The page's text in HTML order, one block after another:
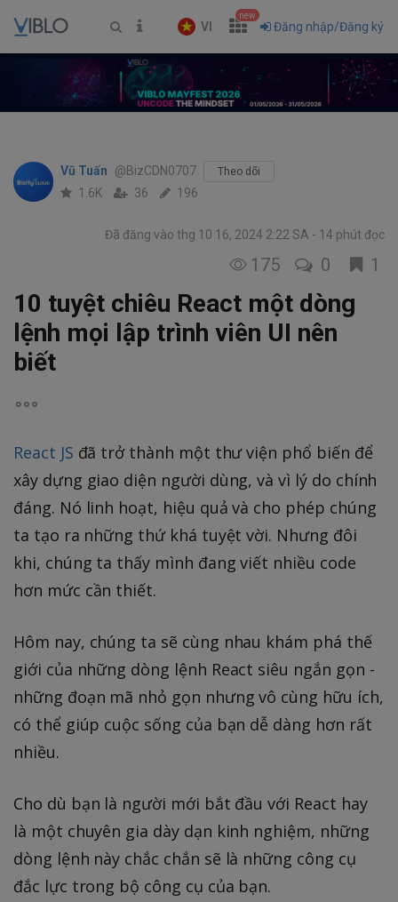
VI
new
Đăng nhập/Đăng ký
Vũ Tuấn @BizCDN0707 Theo dõi
1.6K 36 196
Đã đăng vào thg 10 16, 2024 2:22 SA 14 phút đọc
175 0 1
10 tuyệt chiêu React một dòng
lệnh mọi lập trình viên UI nên
biết
React JS đã trở thành một thư viện phổ biến để
xây dựng giao diện người dùng, và vì lý do chính
đáng. Nó linh hoạt, hiệu quả và cho phép chúng
ta tạo ra những thứ khá tuyệt vời. Nhưng đôi
khi, chúng ta thấy mình đang viết nhiều code
hơn mức cần thiết.
Hôm nay, chúng ta sẽ cùng nhau khám phá thế
giới của những dòng lệnh React siêu ngắn gọn -
những đoạn mã nhỏ gọn nhưng vô cùng hữu ích,
có thể giúp cuộc sống của bạn dễ dàng hơn rất
nhiều.
Cho dù bạn là người mới bắt đầu với React hay
là một chuyên gia dày dạn kinh nghiệm, những
dòng lệnh này chắc chắn sẽ là những công cụ
đắc lực trong bộ công cụ của bạn.